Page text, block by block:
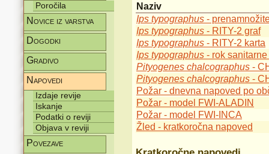
Poročila
Novice iz varstva
Dogodki
Gradivo
Napovedi
Izdaje revije
Iskanje
Podatki o reviji
Objava v reviji
Povezave
Naziv
Ips typographus -
Ips typographus - RITY-2 graf
Ips typographus - RITY-2 karta
Ips typographus - rok
Pityogenes chalcographus -
Pityogenes chalcographus -
Požar - dnevna napoved po
Požar - model FWI-ALADIN
Požar - model FWI-INCA
Žled - kratkoročna napoved